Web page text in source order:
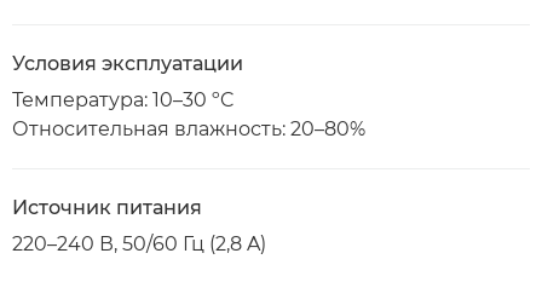
Условия эксплуатации
Температура: 10–30 ºC
Относительная влажность: 20–80%
Источник питания
220–240 В, 50/60 Гц (2,8 A)